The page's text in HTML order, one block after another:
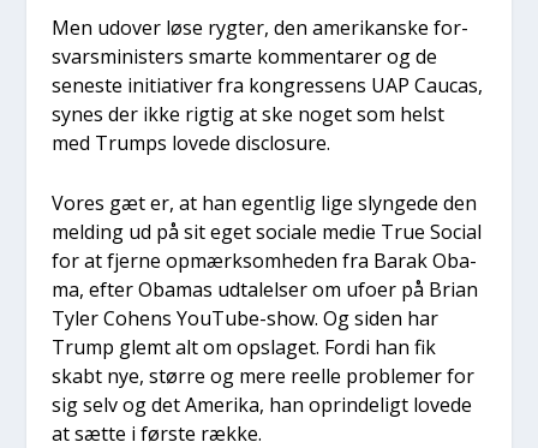
Men udover løse ryg­ter, den ame­ri­kan­ske for­
svars­mi­ni­sters smar­te kom­men­ta­rer og de
sene­ste ini­ti­a­ti­ver fra kon­gres­sens UAP Caucas,
synes der ikke rig­tig at ske noget som helst
med Trumps love­de disclo­su­re.
Vores gæt er, at han egent­lig lige slyn­ge­de den
mel­ding ud på sit eget soci­a­le medie True Soci­al
for at fjer­ne opmærk­som­he­den fra Barak Oba­
ma, efter Oba­mas udta­lel­ser om ufo­er på Bri­an
Tyler Cohens YouTu­be-show. Og siden har
Trump glemt alt om opsla­get. For­di han fik
skabt nye, stør­re og mere reel­le pro­ble­mer for
sig selv og det Ame­ri­ka, han oprin­de­ligt love­de
at sæt­te i før­ste ræk­ke.